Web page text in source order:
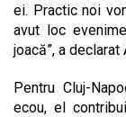
ei. Practic noi
avut loc
joacă”, a declarat
Pentru Cluj-
ecou, el